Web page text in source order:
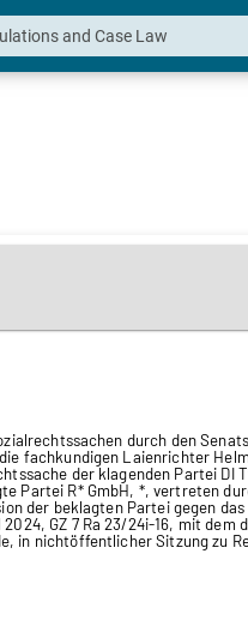
durch den
fachkundigen Laienrichter
der klagenden Partei DI
Partei R* GmbH, *, vertreten
der beklagten Partei gegen
GZ 7 Ra 23/24i-16, mit dem
in nichtöffentlicher Sitzung zu